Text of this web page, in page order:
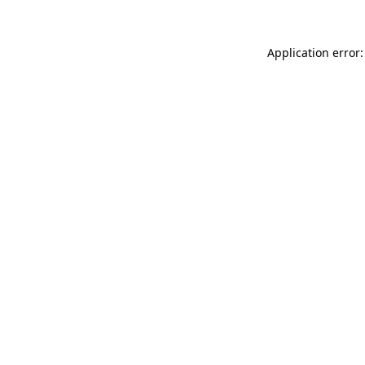
Application